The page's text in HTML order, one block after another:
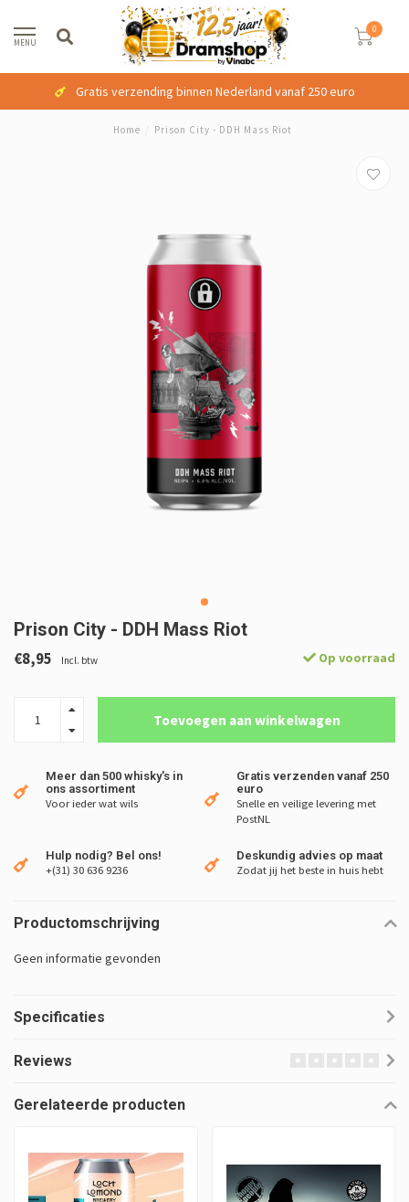
MENU
0
Gratis verzending binnen Nederland vanaf 250 euro
Home Prison City - DDH Mass Riot
Prison City - DDH Mass Riot
€8,95 Incl. btw Op voorraad
Toevoegen aan winkelwagen
Meer dan 500 whisky's in
ons assortiment
Voor ieder wat wils
Gratis verzenden vanaf 250
euro
Snelle en veilige levering met
PostNL
Hulp nodig? Bel ons!
+(31) 30 636 9236
Deskundig advies op maat
Zodat jij het beste in huis hebt
Productomschrijving
Geen informatie gevonden
Specificaties
Reviews
Gerelateerde producten